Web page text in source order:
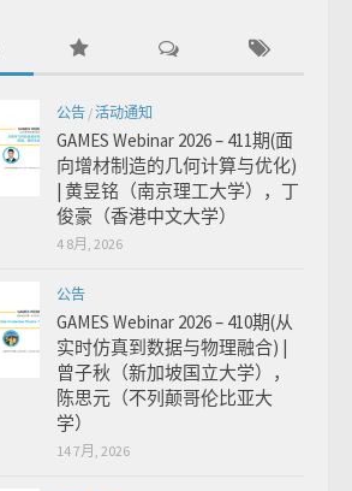
公告 /活动通知
GAMES Webinar 2026 – 411期(面
向增材制造的几何计算与优化)
| 黄昱铭（南京理工大学），丁
俊豪（香港中文大学）
4 8月, 2026
公告
GAMES Webinar 2026 – 410期(从
实时仿真到数据与物理融合) |
曾子秋（新加坡国立大学），
陈思元（不列颠哥伦比亚大
学）
14 7月, 2026